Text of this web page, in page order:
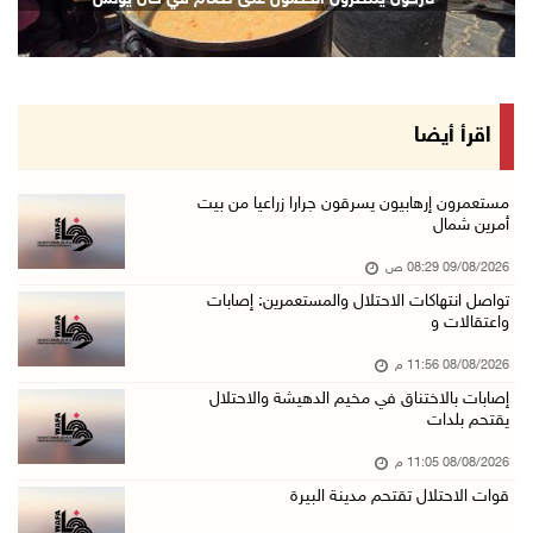
08/آب/2026 10:12 م
الاحتلال يحتجز مواطنين من طمون ومخيم الفارعة
الاحتلال يقتحم قرية المغير شمال شرق رام الله
مستعمرون يهاجمون مسجدا في بلدة إذنا غرب الخلي ...
08/آب/2026 09:11 م
الاحتلال يقتحم كوبر شمال رام الله
الاحتلال ينصب حواجز طيارة في محيط مخيم طولكرم ...
08/آب/2026 07:56 م
مستعمرون يهاجمون قرية أبو فلاح
اقرأ أيضا
مستعمرون إرهابيون يسرقون جرارا زراعيا من بيت
أمرين شمال
09/08/2026 08:29 ص
تواصل انتهاكات الاحتلال والمستعمرين: إصابات
واعتقالات و
08/08/2026 11:56 م
إصابات بالاختناق في مخيم الدهيشة والاحتلال
يقتحم بلدات
08/08/2026 11:05 م
قوات الاحتلال تقتحم مدينة البيرة